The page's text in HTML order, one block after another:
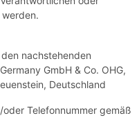
nachstehenden
GmbH & Co. OHG,
Deutschland
Telefonnummer gemäß